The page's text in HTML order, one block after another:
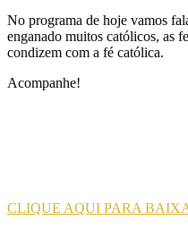
No programa de hoje vamos
enganado muitos católicos, as
condizem com a fé católica.
Acompanhe!
CLIQUE AQUI PARA